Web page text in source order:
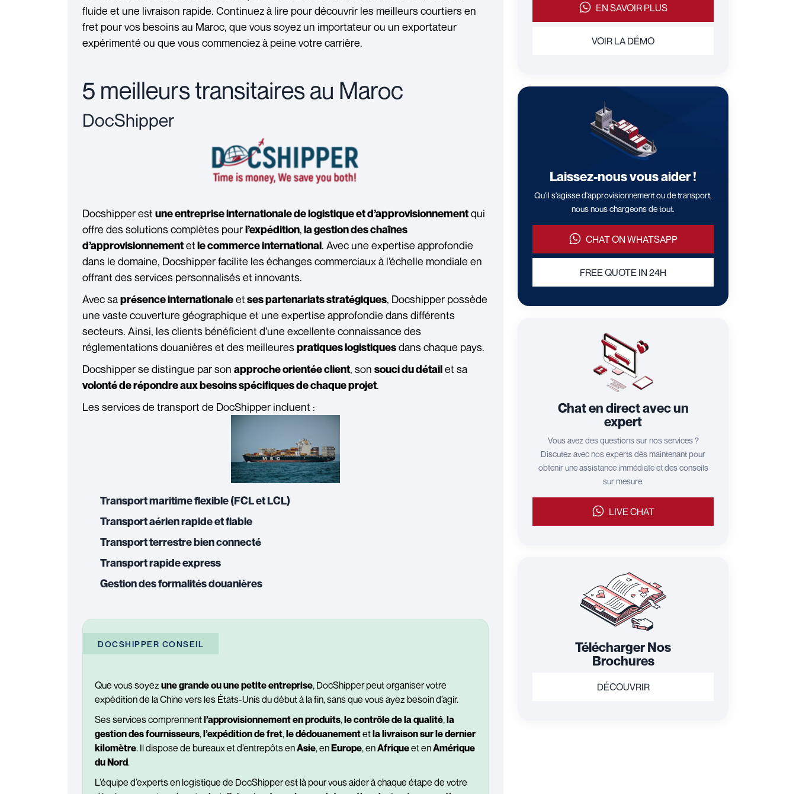
fluide et une livraison rapide. Continuez à lire pour découvrir les meilleurs courtiers en
fret pour vos besoins au Maroc, que vous soyez un importateur ou un exportateur
expérimenté ou que vous commenciez à peine votre carrière.
5 meilleurs transitaires au Maroc
DocShipper
Docshipper est une entreprise internationale de logistique et d’approvisionnementqui
offre des solutions complètes pourl’expédition,la gestion des chaînes
d’approvisionnementetle commerce international. Avec une expertise approfondie
dans le domaine, Docshipper facilite les échanges commerciaux à l’échelle mondiale en
offrant des services personnalisés et innovants.
Avec saprésence internationaleetses partenariats stratégiques, Docshipper possède
une vaste couverture géographique et une expertise approfondie dans différents
secteurs. Ainsi, les clients bénéficient d’une excellente connaissance des
réglementations douanières et des meilleurespratiques logistiquesdans chaque pays.
Docshipper se distingue par son approche orientée client, son souci du détailet sa
volonté de répondre aux besoins spécifiques de chaque projet.
Les services de transport de DocShipper incluent :
Transport maritime flexible (FCL et LCL)
Transport aérien rapide et fiable
Transport terrestre bien connecté
Transport rapide express
Gestion des formalités douanières
DOCSHIPPER CONSEIL
Que vous soyez une grande ou une petite entreprise, DocShipper peut organiser votre
expédition de la Chine vers les États-Unis du début à la fin, sans que vous ayez besoin d’agir.
Ses services comprennentl’approvisionnement en produits,le contrôle de la qualité,la
gestion des fournisseurs,l’expédition de fret,le dédouanementetla livraison sur le dernier
kilomètre. Il dispose de bureaux et d’entrepôts enAsie, enEurope, enAfriqueet enAmérique
du Nord.
L’équipe d’experts en logistique de DocShipper est là pour vous aider à chaque étape de votre
EN SAVOIR PLUS
VOIR LA DÉMO
Laissez-nous vous aider !
Qu'il s'agisse d'approvisionnement ou de transport,
nous nous chargeons de tout.
CHAT ON WHATSAPP
FREE QUOTE IN 24H
Chat en direct avec un
expert
Vous avez des questions sur nos services ?
Discutez avec nos experts dès maintenant pour
obtenir une assistance immédiate et des conseils
sur mesure.
LIVE CHAT
Télécharger Nos
Brochures
DÉCOUVRIR